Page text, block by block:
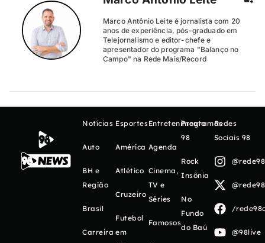
Marco Antônio Leite é jornalista com 20
anos de experiência, pós-graduado em
Telejornalismo e editor-chefe e
apresentador do programa "Balanço no
Campo" na Rede Mais/Record
Notícias
Auto
BH e
Região
Brasil
Carreira
Esportes
América
Atlético
Cruzeiro
Futebol
em
Entretenimento
Agenda
Cinema,
TV e
Séries
Famosos
Programas
98
Rock
Insônia
No
Fundo
do Baú
Redes
Sociais 98
/
@98live